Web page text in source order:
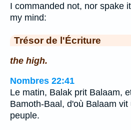
I commanded not, nor spake
my mind:
Trésor de l'Écriture
the high.
Nombres 22:41
Le matin, Balak prit Balaam,
Bamoth-Baal, d'où Balaam vit
peuple.